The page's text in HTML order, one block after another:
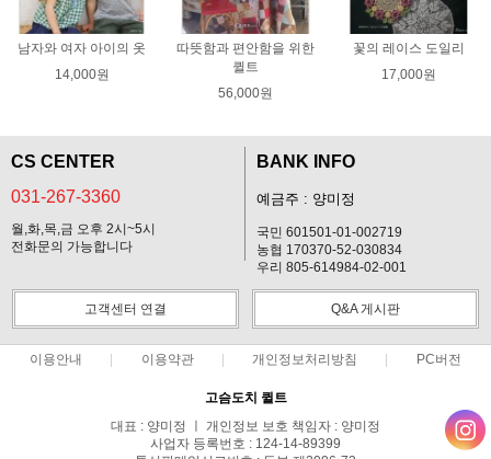
남자와 여자 아이의 옷
14,000원
따뜻함과 편안함을 위한
퀼트
56,000원
꽃의 레이스 도일리
17,000원
CS CENTER
031-267-3360
월,화,목,금 오후 2시~5시
전화문의 가능합니다
BANK INFO
예금주 : 양미정
국민 601501-01-002719
농협 170370-52-030834
우리 805-614984-02-001
고객센터 연결 Q&A 게시판
이용안내 이용약관 개인정보처리방침 PC버전
고슴도치 퀼트
대표 : 양미정 ㅣ 개인정보 보호 책임자 : 양미정
사업자 등록번호 : 124-14-89399